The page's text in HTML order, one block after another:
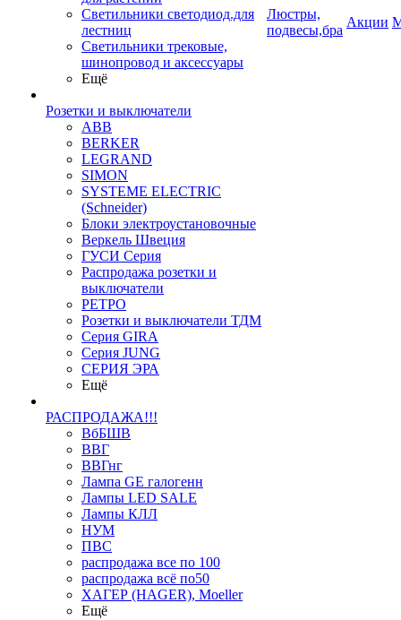
Светильники светодиод.для
лестниц
Светильники трековые,
шинопровод и аксессуары
Ещё
Розетки и выключатели
ABB
BERKER
LEGRAND
SIMON
SYSTEME ELECTRIC
(Schneider)
Блоки электроустановочные
Веркель Швеция
ГУСИ Серия
Распродажа розетки и
выключатели
РЕТРО
Розетки и выключатели ТДМ
Серия GIRA
Серия JUNG
СЕРИЯ ЭРА
Ещё
РАСПРОДАЖА!!!
ВбБШВ
ВВГ
ВВГнг
Лампа GE галогенн
Лампы LED SALE
Лампы КЛЛ
НУМ
ПВС
распродажа все по 100
распродажа всё по50
ХАГЕР (HAGER), Moeller
Ещё
Люстры,
подвесы,бра
Акции